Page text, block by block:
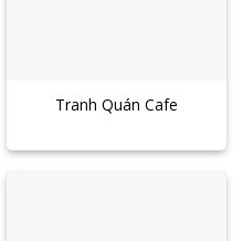
Tranh Quán Cafe